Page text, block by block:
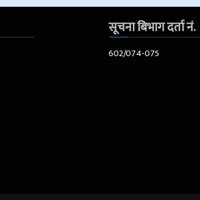
सूचना बिभाग दर्ता नं.
602/074-075